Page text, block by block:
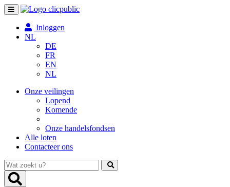
Toggle
navigation
Inloggen
NL
DE
FR
EN
NL
Onze veilingen
Lopend
Komende
Onze handelsfondsen
Alle loten
Contacteer ons
Wat
zoekt
u?